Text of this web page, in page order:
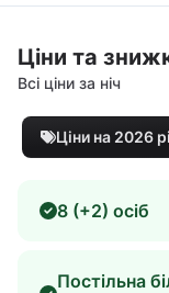
Ціни та
Всі ціни за ніч
Ціни на 2026
8 (+2) осіб
Постільна